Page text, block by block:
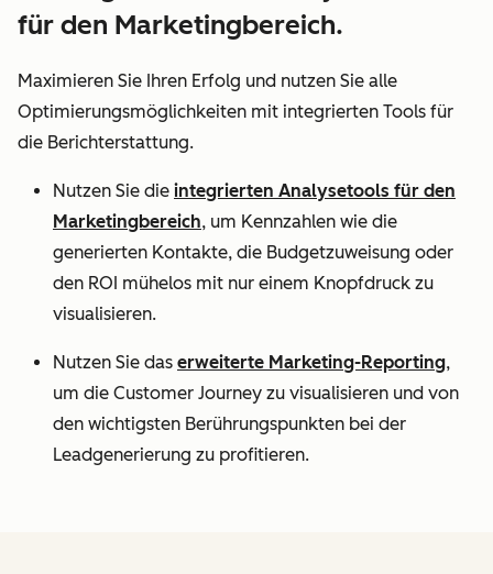
für den Marketingbereich.
Maximieren Sie Ihren Erfolg und nutzen Sie alle
Optimierungsmöglichkeiten mit integrierten Tools für
die Berichterstattung.
Nutzen Sie die integrierten Analysetools für den
Marketingbereich, um Kennzahlen wie die
generierten Kontakte, die Budgetzuweisung oder
den ROI mühelos mit nur einem Knopfdruck zu
visualisieren.
Nutzen Sie das erweiterte Marketing-Reporting,
um die Customer Journey zu visualisieren und von
den wichtigsten Berührungspunkten bei der
Leadgenerierung zu profitieren.